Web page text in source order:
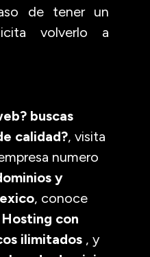
de tener un
volverlo a
buscas
calidad?, visita
numero
y
, conoce
Hosting con
ilimitados , y